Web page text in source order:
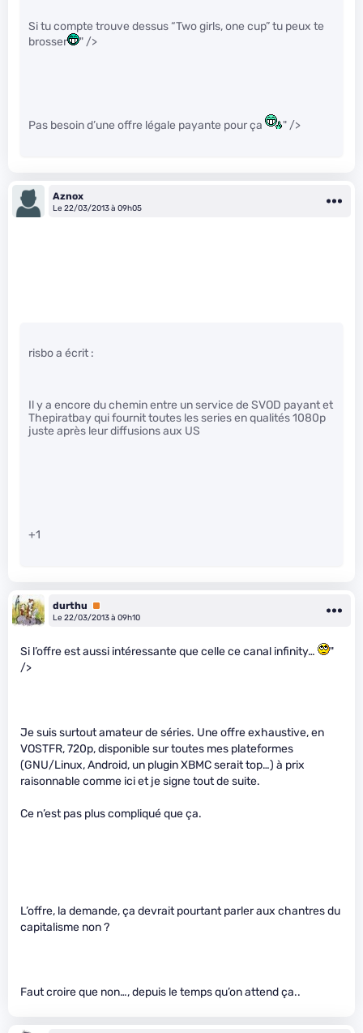
Si tu compte trouve dessus “Two girls, one cup” tu peux te
brosser
" />
Pas besoin d’une offre légale payante pour ça " />
Aznox
Le 22/03/2013 à 09h05
risbo a écrit :
Il y a encore du chemin entre un service de SVOD payant et
Thepiratbay qui fournit toutes les series en qualités 1080p
juste après leur diffusions aux US
+1
durthu
Premium
Le 22/03/2013 à 09h10
Si l’offre est aussi intéressante que celle ce canal infinity…
"
/>
Je suis surtout amateur de séries. Une offre exhaustive, en
VOSTFR, 720p, disponible sur toutes mes plateformes
(GNU/Linux, Android, un plugin XBMC serait top…) à prix
raisonnable comme ici et je signe tout de suite.
Ce n’est pas plus compliqué que ça.
L’offre, la demande, ça devrait pourtant parler aux chantres du
capitalisme non ?
Faut croire que non…, depuis le temps qu’on attend ça..